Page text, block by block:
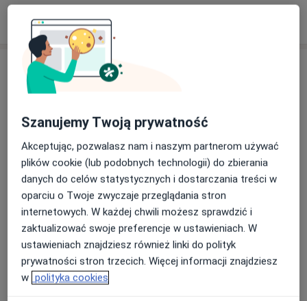
W jaki sposób ustalane są ceny?
Adres
Leśniak
Wólczańska 35 , Śródmieście
Powiększ mapęotwiera się w nowej karcie
Dostępność
W tym gabinecie nie można umawiać wizyt przez
internet
Co mam zrobić w tej sytuacji?
Szanujemy Twoją prywatność
Akceptując, pozwalasz nam i naszym partnerom używać
plików cookie (lub podobnych technologii) do zbierania
danych do celów statystycznych i dostarczania treści w
oparciu o Twoje zwyczaje przeglądania stron
internetowych. W każdej chwili możesz sprawdzić i
zaktualizować swoje preferencje w ustawieniach. W
ustawieniach znajdziesz również linki do polityk
prywatności stron trzecich. Więcej informacji znajdziesz
w polityka cookies